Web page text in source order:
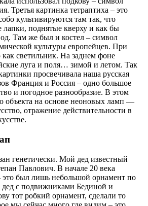
Третья картинка тетраптиха – это
культивируются там так, что
поднятые кверху и как бы
Там же был и костел – символ
культуры европейцев. При
как светильник. На заднем фоне
луга и поля… зимой и летом. Так
просвечивала наша русская
Франция и Россия – одно большое
и погодное разнообразие. В этом
объекта на основе неоновых ламп —
отражение действительности в
генетически. Мой дед известный
Павлович. В начале 20 века
это был лишь небольшой орнамент по
с подвижниками Бединой и
тот робкий орнамент, сделали то